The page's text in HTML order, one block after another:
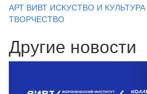
АРТ ВИВТ ИСКУСТВО И КУЛЬТУРА
ТВОРЧЕСТВО
Другие новости